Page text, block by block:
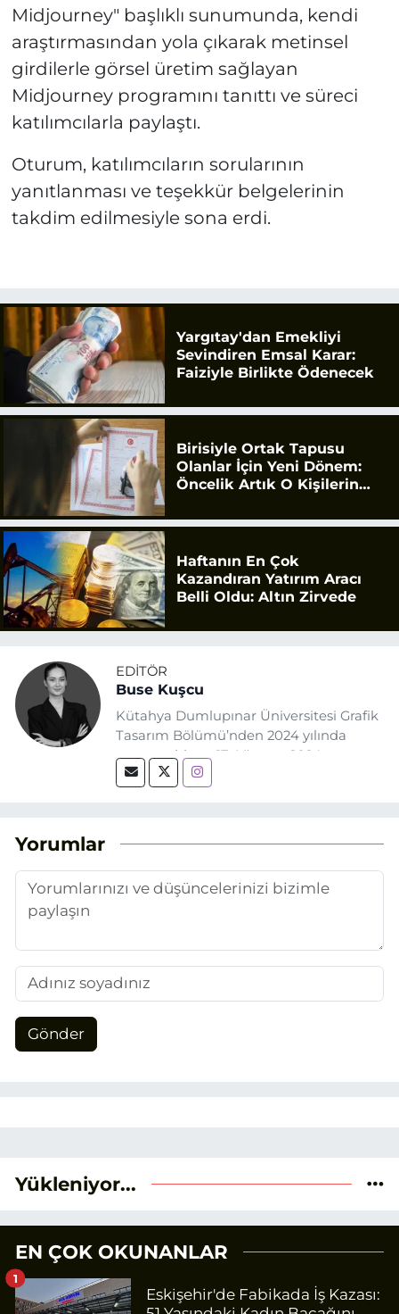
Midjourney" başlıklı sunumunda, kendi
araştırmasından yola çıkarak metinsel
girdilerle görsel üretim sağlayan
Midjourney programını tanıttı ve süreci
katılımcılarla paylaştı.
Oturum, katılımcıların sorularının
yanıtlanması ve teşekkür belgelerinin
takdim edilmesiyle sona erdi.
Yargıtay'dan Emekliyi
Sevindiren Emsal Karar:
Faiziyle Birlikte Ödenecek
Birisiyle Ortak Tapusu
Olanlar İçin Yeni Dönem:
Öncelik Artık O Kişilerin
Haftanın En Çok
Kazandıran Yatırım Aracı
Belli Oldu: Altın Zirvede
EDITÖR
Buse Kuşcu
Kütahya Dumlupınar Üniversitesi Grafik
Tasarım Bölümü’nden 2024 yılında
mezun oldum. 17 Ağustos 2024
tarihinde, Grafik Tasarım alanında staj
adım attım.
Yorumlar
Gönder
Yükleniyor...
EN ÇOK OKUNANLAR
Eskişehir'de Fabikada İş Kazası:
1